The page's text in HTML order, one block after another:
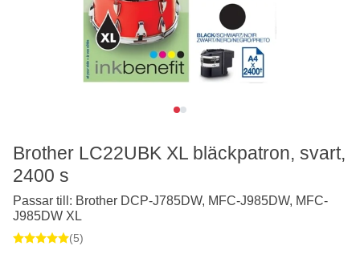
Brother LC22UBK XL bläckpatron, svart,
2400 s
Passar till: Brother DCP-J785DW, MFC-J985DW, MFC-
J985DW XL
(5)